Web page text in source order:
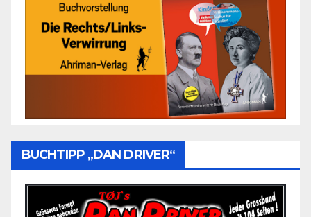
BUCHTIPP „DAN DRIVER“